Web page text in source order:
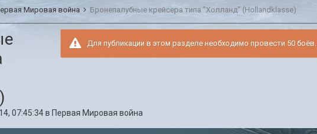
Мировая война Бронепалубные крейсера типа "Холланд" (Hollandklasse)
Для публикации в этом разделе необходимо провести 50 боёв.
07:45:34в Первая Мировая война